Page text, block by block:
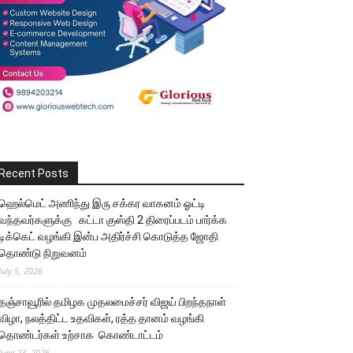
Posts
அணிந்து இரு சக்கர வாகனம் ஓட்டி
கட்டா குஸ்தி 2 திரைப்படம் பார்க்க
வழங்கி இன்ப அதிர்ச்சி கொடுத்த ஜோதி
நிறுவனம்
5, 2026
தமிழக முதலமைச்சர் விஜய் பிறந்தநாள்
நலத்திட்ட உதவிகள், ரத்த தானம் வழங்கி
உற்சாக கொண்டாட்டம்